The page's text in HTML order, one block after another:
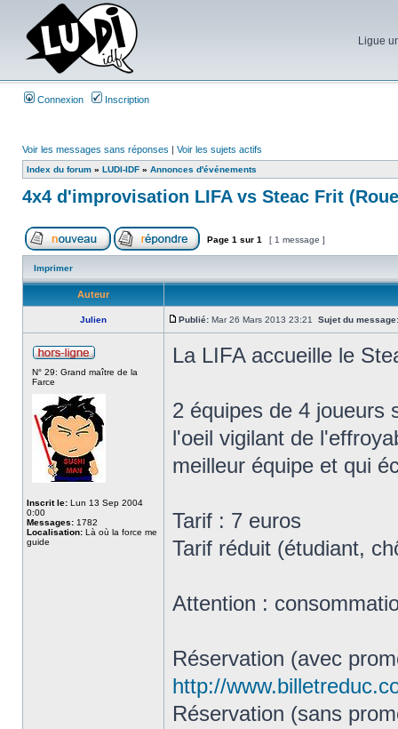
Ligue
Connexion Inscription
Voir les messages sans réponses | Voir les sujets actifs
Index du forum » LUDI-IDF » Annonces d'événements
4x4 d'improvisation LIFA vs Steac Frit
Page 1 sur 1 [ 1 message ]
Imprimer
Auteur
Julien Publié: Mar 26 Mars 2013 23:21 Sujet du message:
N° 29: Grand maître de la
Farce
Inscrit le: Lun 13 Sep 2004
0:00
Messages: 1782
Localisation: Là où la force me
guide
La LIFA accueille le
2 équipes de 4 joueurs
l'oeil vigilant de
meilleur équipe et qui
Tarif : 7 euros
Tarif réduit (étudiant,
Attention :
Réservation (avec
http://
Réservation (sans